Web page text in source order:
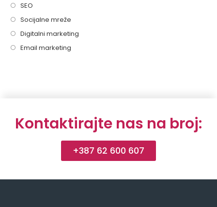
SEO
Socijalne mreže
Digitalni marketing
Email marketing
Kontaktirajte nas na broj:
+387 62 600 607